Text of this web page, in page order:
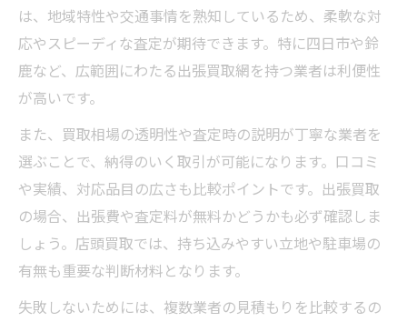
は、地域特性や交通事情を熟知しているため、柔軟な対
応やスピーディな査定が期待できます。特に四日市や鈴
鹿など、広範囲にわたる出張買取網を持つ業者は利便性
が高いです。
また、買取相場の透明性や査定時の説明が丁寧な業者を
選ぶことで、納得のいく取引が可能になります。口コミ
や実績、対応品目の広さも比較ポイントです。出張買取
の場合、出張費や査定料が無料かどうかも必ず確認しま
しょう。店頭買取では、持ち込みやすい立地や駐車場の
有無も重要な判断材料となります。
失敗しないためには、複数業者の見積もりを比較するの